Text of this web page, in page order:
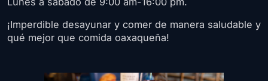
¡Imperdible desayunar y comer de manera saludable y
qué mejor que comida oaxaqueña!